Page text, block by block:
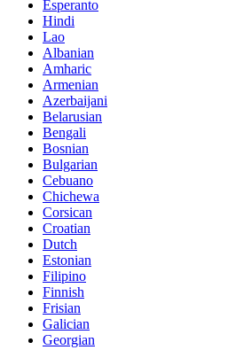
Esperanto
Hindi
Lao
Albanian
Amharic
Armenian
Azerbaijani
Belarusian
Bengali
Bosnian
Bulgarian
Cebuano
Chichewa
Corsican
Croatian
Dutch
Estonian
Filipino
Finnish
Frisian
Galician
Georgian